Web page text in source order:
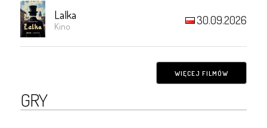
Lalka
Kino 30.09.2026
WIĘCEJ FILMÓW
GRY